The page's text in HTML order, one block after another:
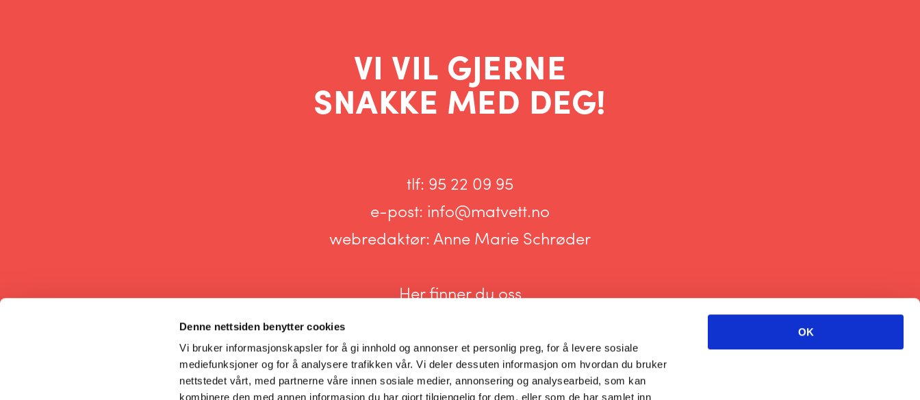
Denne nettsiden benytter cookies
Vi bruker informasjonskapsler for å gi innhold og annonser et personlig preg, for å levere sosiale
mediefunksjoner og for å analysere trafikken vår. Vi deler dessuten informasjon om hvordan du bruker
nettstedet vårt, med partnerne våre innen sosiale medier, annonsering og analysearbeid, som kan
kombinere den med annen informasjon du har gjort tilgjengelig for dem, eller som de har samlet inn
OK
VI VIL GJERNE
SNAKKE MED DEG!
tlf: 95 22 09 95
e-post: info@matvett.no
webredaktør:Anne Marie Schrøder
Her finner du oss